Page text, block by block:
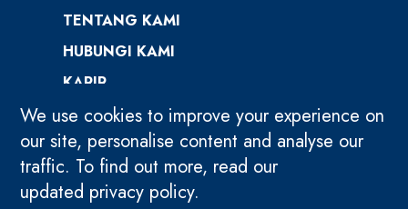
We use cookies to improve your experience on
our site, personalise content and analyse our
traffic. To find out more, read our
updated privacy policy.
TENTANG KAMI
HUBUNGI KAMI
KARIR
HOME